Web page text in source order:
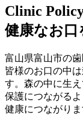
Clinic
健康なお口
富山県富山市の
皆様のお口の中
す。森の中に生
保護につながる
健康につながりま